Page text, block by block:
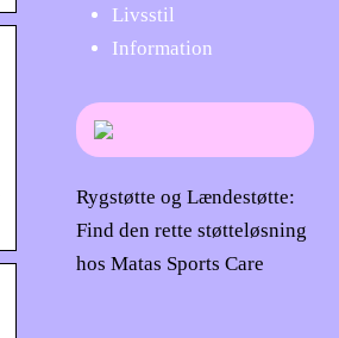
Livsstil
Information
Rygstøtte og Lændestøtte:
Find den rette støtteløsning
hos Matas Sports Care